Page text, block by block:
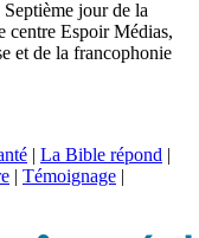
jour de la
centre Espoir Médias,
et de la francophonie
| La Bible répond |
| Témoignage |